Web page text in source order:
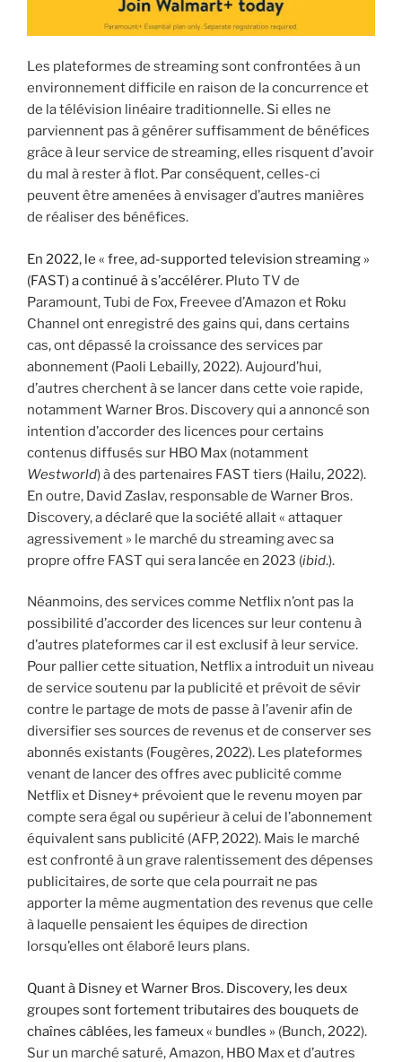
Les plateformes de streaming sont confrontées à un
environnement difficile en raison de la concurrence et
de la télévision linéaire traditionnelle. Si elles ne
parviennent pas à générer suffisamment de bénéfices
grâce à leur service de streaming, elles risquent d’avoir
du mal à rester à flot. Par conséquent, celles-ci
peuvent être amenées à envisager d’autres manières
de réaliser des bénéfices.
En 2022, le « free, ad-supported television streaming »
(FAST) a continué à s’accélérer. Pluto TV de
Paramount, Tubi de Fox, Freevee d’Amazon et Roku
Channel ont enregistré des gains qui, dans certains
cas, ont dépassé la croissance des services par
abonnement (Paoli Lebailly, 2022). Aujourd’hui,
d’autres cherchent à se lancer dans cette voie rapide,
notamment Warner Bros. Discovery qui a annoncé son
intention d’accorder des licences pour certains
contenus diffusés sur HBO Max (notamment
Westworld) à des partenaires FAST tiers (Hailu, 2022).
En outre, David Zaslav, responsable de Warner Bros.
Discovery, a déclaré que la société allait « attaquer
agressivement » le marché du streaming avec sa
propre offre FAST qui sera lancée en 2023 (ibid.).
Néanmoins, des services comme Netflix n’ont pas la
possibilité d’accorder des licences sur leur contenu à
d’autres plateformes car il est exclusif à leur service.
Pour pallier cette situation, Netflix a introduit un niveau
de service soutenu par la publicité et prévoit de sévir
contre le partage de mots de passe à l’avenir afin de
diversifier ses sources de revenus et de conserver ses
abonnés existants (Fougères, 2022). Les plateformes
venant de lancer des offres avec publicité comme
Netflix et Disney+ prévoient que le revenu moyen par
compte sera égal ou supérieur à celui de l’abonnement
équivalent sans publicité (AFP, 2022). Mais le marché
est confronté à un grave ralentissement des dépenses
publicitaires, de sorte que cela pourrait ne pas
apporter la même augmentation des revenus que celle
à laquelle pensaient les équipes de direction
lorsqu’elles ont élaboré leurs plans.
Quant à Disney et Warner Bros. Discovery, les deux
groupes sont fortement tributaires des bouquets de
chaînes câblées, les fameux « bundles » (Bunch, 2022).
Sur un marché saturé, Amazon, HBO Max et d’autres